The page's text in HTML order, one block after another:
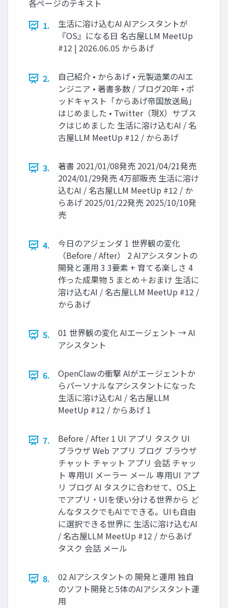
各ページのテキスト
1.
生活に溶け込むAI AIアシスタントが
『OS』になる日 名古屋LLM MeetUp
#12 | 2026.06.05 からあげ
2.
自己紹介 • からあげ • 元製造業のAIエ
ンジニア • 著書多数 / ブログ20年 • ポ
ッドキャスト「からあげ帝国放送局」
はじめました • Twitter（現X）サブス
クはじめました 生活に溶け込むAI / 名
古屋LLM MeetUp #12 / からあげ
3.
著書 2021/01/08発売 2021/04/21発売
2024/01/29発売 4万部販売 生活に溶け
込むAI / 名古屋LLM MeetUp #12 / か
らあげ 2025/01/22発売 2025/10/10発
売
4.
今日のアジェンダ 1 世界観の変化
（Before / After） 2 AIアシスタントの
開発と運用 3 3要素 + 育てる楽しさ 4
作った成果物 5 まとめ＋おまけ 生活に
溶け込むAI / 名古屋LLM MeetUp #12 /
からあげ
5.
01 世界観の変化 AIエージェント → AI
アシスタント
6.
OpenClawの衝撃 AIがエージェントか
らパーソナルなアシスタントになった
生活に溶け込むAI / 名古屋LLM
MeetUp #12 / からあげ 1
7.
Before / After 1 UI アプリ タスク UI
ブラウザ Web アプリ ブログ ブラウザ
チャット チャット アプリ 会話 チャッ
ト 専用UI メーラー メール 専用UI アプ
リ ブログ AI タスクに合わせて、OS上
でアプリ・UIを使い分ける世界から ど
んなタスクでもAIでできる。UIも自由
に選択できる世界に 生活に溶け込むAI
/ 名古屋LLM MeetUp #12 / からあげ
タスク 会話 メール
8.
02 AIアシスタントの 開発と運用 独自
のソフト開発と5体のAIアシスタント運
用